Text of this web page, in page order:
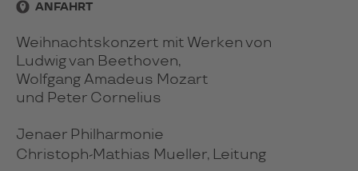
ANFAHRT
Weihnachtskonzert mit Werken von
Ludwig van Beethoven,
Wolfgang Amadeus Mozart
und Peter Cornelius
Jenaer Philharmonie
Christoph-Mathias Mueller, Leitung